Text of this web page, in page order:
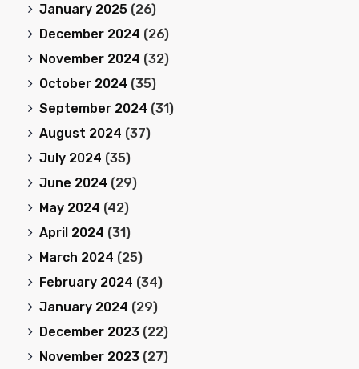
January 2025 (26)
December 2024 (26)
November 2024 (32)
October 2024 (35)
September 2024 (31)
August 2024 (37)
July 2024 (35)
June 2024 (29)
May 2024 (42)
April 2024 (31)
March 2024 (25)
February 2024 (34)
January 2024 (29)
December 2023 (22)
November 2023 (27)